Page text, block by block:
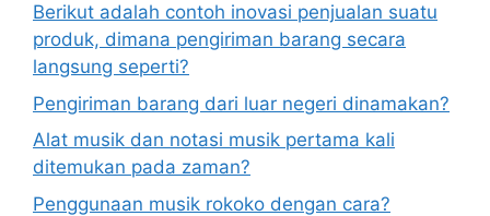
Berikut adalah contoh inovasi penjualan suatu
produk, dimana pengiriman barang secara
langsung seperti?
Pengiriman barang dari luar negeri dinamakan?
Alat musik dan notasi musik pertama kali
ditemukan pada zaman?
Penggunaan musik rokoko dengan cara?